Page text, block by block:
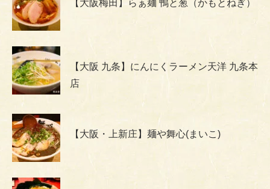
【大阪梅田】らぁ麺 鴨と葱（かもとねぎ）
【大阪 九条】にんにくラーメン天洋 九条本
店
【大阪・上新庄】麺や舞心(まいこ)